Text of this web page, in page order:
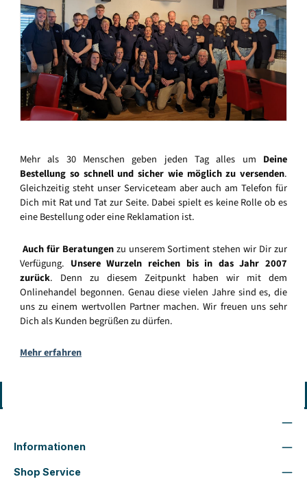
Mehr als 30 Menschen geben jeden Tag alles um Deine
Bestellung so schnell und sicher wie möglich zu versenden.
Gleichzeitig steht unser Serviceteam aber auch am Telefon für
Dich mit Rat und Tat zur Seite. Dabei spielt es keine Rolle ob es
eine Bestellung oder eine Reklamation ist.
Auch für Beratungenzu unserem Sortiment stehen wir Dir zur
Verfügung. Unsere Wurzeln reichen bis in das Jahr 2007
zurück. Denn zu diesem Zeitpunkt haben wir mit dem
Onlinehandel begonnen. Genau diese vielen Jahre sind es, die
uns zu einem wertvollen Partner machen. Wir freuen uns sehr
Dich als Kunden begrüßen zu dürfen.
Mehr erfahren
Informationen
Shop Service